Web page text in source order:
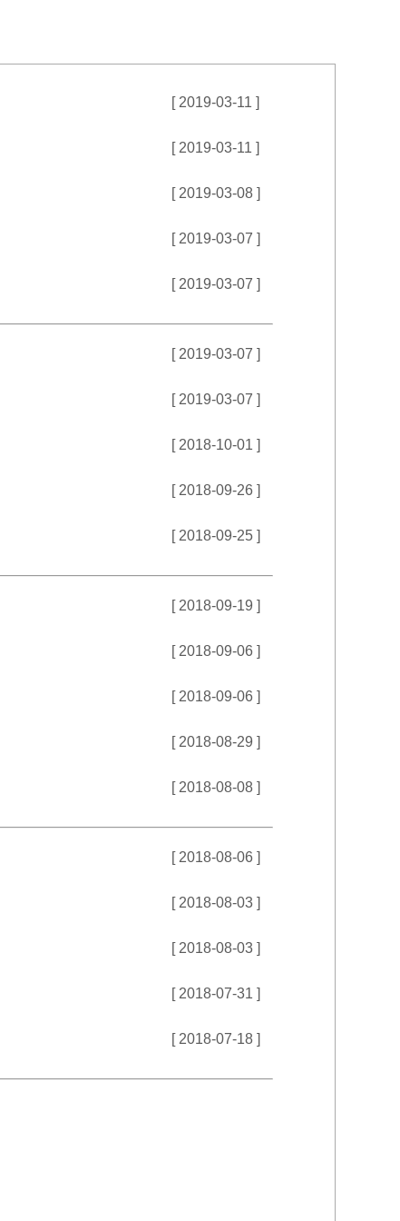
[ 2019-03-11 ]
[ 2019-03-11 ]
[ 2019-03-08 ]
[ 2019-03-07 ]
[ 2019-03-07 ]
[ 2019-03-07 ]
[ 2019-03-07 ]
[ 2018-10-01 ]
[ 2018-09-26 ]
[ 2018-09-25 ]
[ 2018-09-19 ]
[ 2018-09-06 ]
[ 2018-09-06 ]
[ 2018-08-29 ]
[ 2018-08-08 ]
[ 2018-08-06 ]
[ 2018-08-03 ]
[ 2018-08-03 ]
[ 2018-07-31 ]
[ 2018-07-18 ]